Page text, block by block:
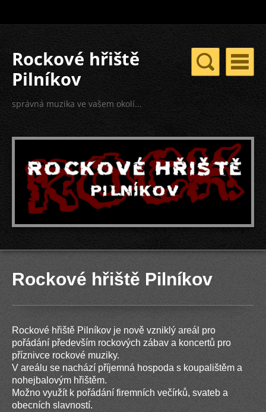
Rockové hřiště
Pilníkov
správná muzika ve vašem okolí...
Rockové hřiště Pilníkov
Rockové hřiště Pilníkov je nově vzniklý areál pro
pořádání především rockových zábav a koncertů pro
příznivce rockové muziky.
V areálu se nachází příjemná hospoda s koupalištěm a
nohejbalovým hřištěm.
Možno využít k pořádání firemních večírků, svateb a
obecních slavností.